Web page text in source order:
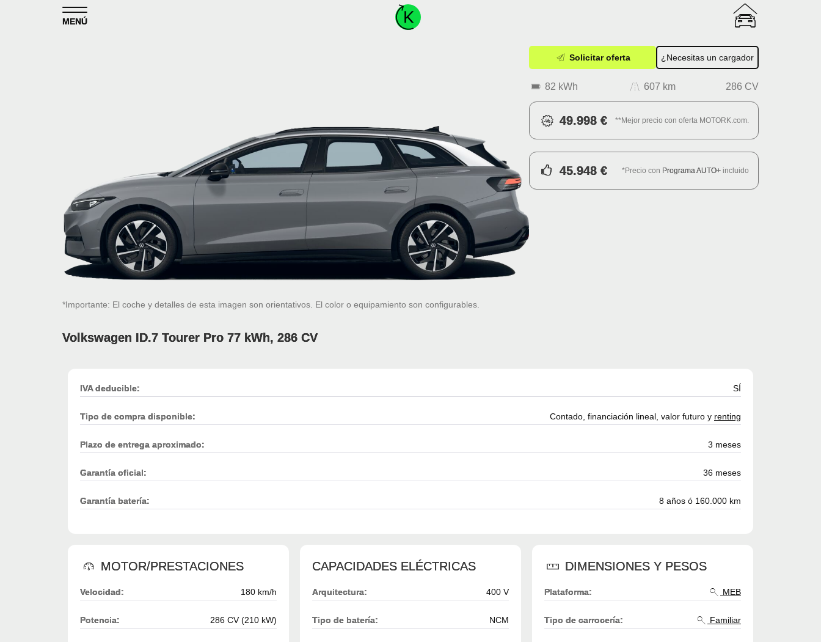
MENÚ
Solicitar oferta ¿Necesitas un cargador
82 kWh 607 km 286 CV
49.998 € **Mejor precio con oferta MOTORK.com.
45.948 € *Precio con Programa AUTO+ incluido
*Importante: El coche y detalles de esta imagen son orientativos. El color o equipamiento son configurables.
Volkswagen ID.7 Tourer Pro 77 kWh, 286 CV
IVA deducible: SÍ
Tipo de compra disponible: Contado, financiación lineal, valor futuro y renting
Plazo de entrega aproximado: 3 meses
Garantía oficial: 36 meses
Garantía batería: 8 años ó 160.000 km
MOTOR/PRESTACIONES
Velocidad: 180 km/h
Potencia: 286 CV (210 kW)
CAPACIDADES ELÉCTRICAS
Arquitectura: 400 V
Tipo de batería: NCM
DIMENSIONES Y PESOS
Plataforma: MEB
Tipo de carrocería: Familiar